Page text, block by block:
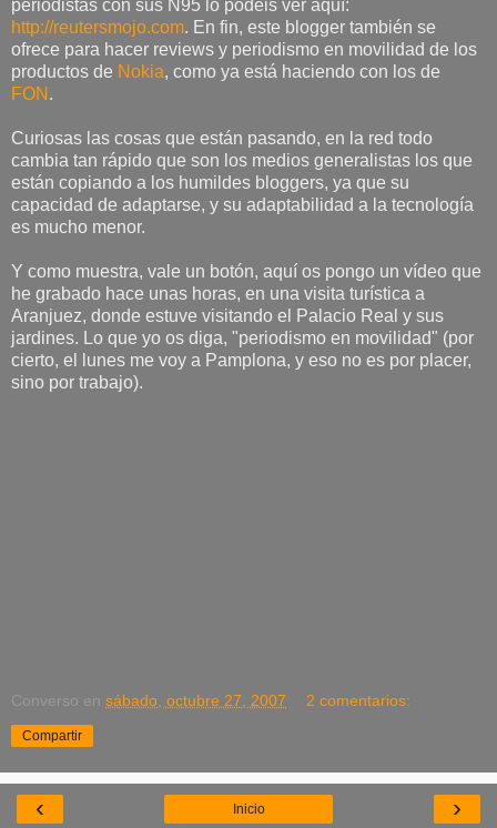
periodistas con sus N95 lo podéis ver aquí:
http://reutersmojo.com. En fin, este blogger también se
ofrece para hacer reviews y periodismo en movilidad de los
productos de Nokia, como ya está haciendo con los de
FON .
Curiosas las cosas que están pasando, en la red todo
cambia tan rápido que son los medios generalistas los que
están copiando a los humildes bloggers, ya que su
capacidad de adaptarse, y su adaptabilidad a la tecnología
es mucho menor.
Y como muestra, vale un botón, aquí os pongo un vídeo que
he grabado hace unas horas, en una visita turística a
Aranjuez, donde estuve visitando el Palacio Real y sus
jardines. Lo que yo os diga, "periodismo en movilidad" (por
cierto, el lunes me voy a Pamplona, y eso no es por placer,
sino por trabajo).
Converso en sábado, octubre 27, 2007 2 comentarios:
Compartir
‹ ›
Inicio